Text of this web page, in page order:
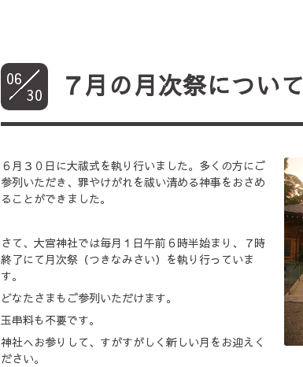
06
30
７月の月次祭について
６月３０日に大祓式を執り行いました。多くの方にご
参列いただき、罪やけがれを祓い清める神事をおさめ
ることができました。
さて、大宮神社では毎月１日午前６時半始まり、７時
終了にて月次祭（つきなみさい）を執り行っていま
す。
どなたさまもご参列いただけます。
玉串料も不要です。
神社へお参りして、すがすがしく新しい月をお迎えく
ださい。